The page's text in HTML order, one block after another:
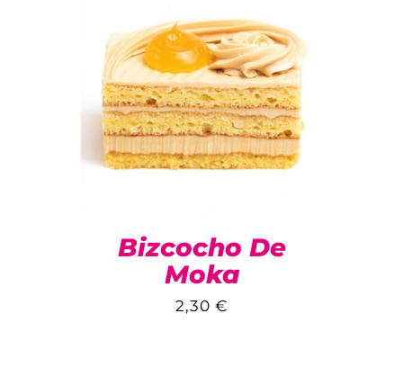
Bizcocho De
Moka
2,30 €